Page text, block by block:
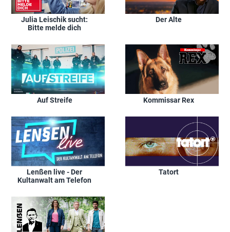
Julia Leischik sucht:
Bitte melde dich
Der Alte
Auf Streife Kommissar Rex
Lenßen live - Der
Kultanwalt am Telefon
Tatort